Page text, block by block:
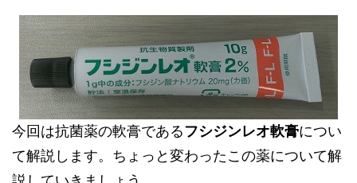
今回は抗菌薬の軟膏である フシジンレオ軟膏につい
て解説します。ちょっと変わったこの薬について解